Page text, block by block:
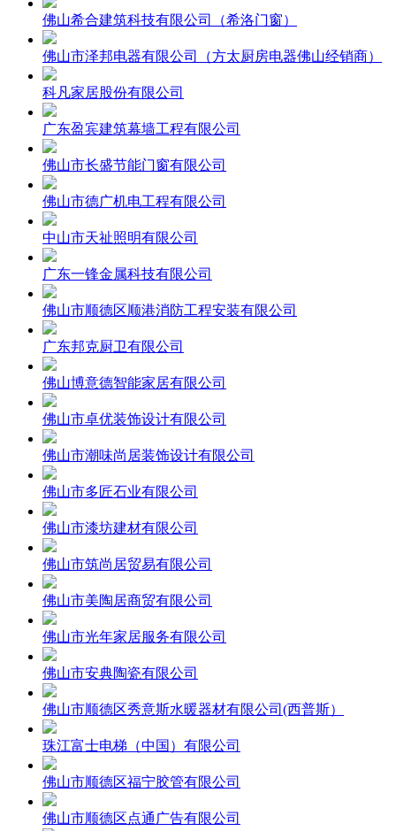
佛山希合建筑科技有限公司（希洛门窗）
佛山市泽邦电器有限公司（方太厨房电器佛山经销商）
科凡家居股份有限公司
广东盈宾建筑幕墙工程有限公司
佛山市长盛节能门窗有限公司
佛山市德广机电工程有限公司
中山市天祉照明有限公司
广东一锋金属科技有限公司
佛山市顺德区顺港消防工程安装有限公司
广东邦克厨卫有限公司
佛山博意德智能家居有限公司
佛山市卓优装饰设计有限公司
佛山市潮味尚居装饰设计有限公司
佛山市多匠石业有限公司
佛山市漆坊建材有限公司
佛山市筑尚居贸易有限公司
佛山市美陶居商贸有限公司
佛山市光年家居服务有限公司
佛山市安典陶瓷有限公司
佛山市顺德区秀意斯水暖器材有限公司(西普斯）
珠江富士电梯（中国）有限公司
佛山市顺德区福宁胶管有限公司
佛山市顺德区点通广告有限公司